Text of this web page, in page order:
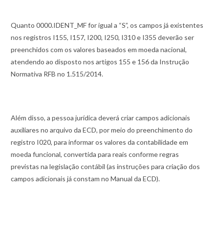
Quanto 0000.IDENT_MF for igual a “S”, os campos já existentes
nos registros I155, I157, I200, I250, I310 e I355 deverão ser
preenchidos com os valores baseados em moeda nacional,
atendendo ao disposto nos artigos 155 e 156 da Instrução
Normativa RFB no 1.515/2014.
Além disso, a pessoa jurídica deverá criar campos adicionais
auxiliares no arquivo da ECD, por meio do preenchimento do
registro I020, para informar os valores da contabilidade em
moeda funcional, convertida para reais conforme regras
previstas na legislação contábil (as instruções para criação dos
campos adicionais já constam no Manual da ECD).